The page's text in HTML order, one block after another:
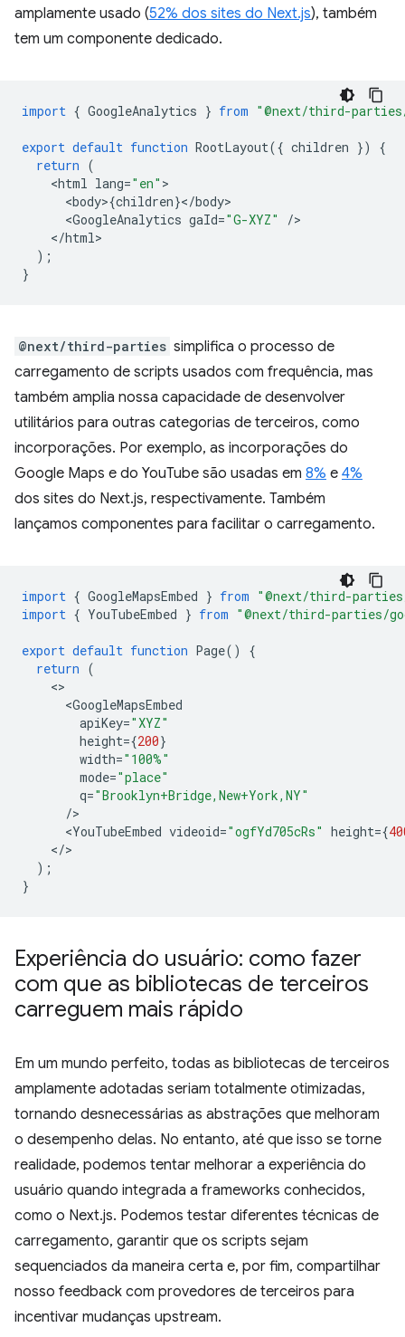
amplamente usado (52% dos sites do Next.js), também
tem um componente dedicado.
import { GoogleAnalytics } from "@next/third-
export default function RootLayout({ children })
{
return (
<html lang="en"
<body>{children}</body
<GoogleAnalytics gaId="G-XYZ" /
</html
);
}
@next/third-parties simplifica o processo de
carregamento de scripts usados com frequência, mas
também amplia nossa capacidade de desenvolver
utilitários para outras categorias de terceiros, como
incorporações. Por exemplo, as incorporações do
Google Maps e do YouTube são usadas em 8% e 4%
dos sites do Next.js, respectivamente. Também
lançamos componentes para facilitar o carregamento.
import { GoogleMapsEmbed } from "@next/third-
import { YouTubeEmbed } from "@next/third-parties/
export default function Page()
{
return (
<GoogleMapsEmbed
apiKey="XYZ"
height={200}
width="100%"
mode="place"
q="Brooklyn+Bridge,New+York,NY"
/
<YouTubeEmbed videoid="ogfYd705cRs" height={
</
);
}
Experiência do usuário: como fazer
com que as bibliotecas de terceiros
carreguem mais rápido
Em um mundo perfeito, todas as bibliotecas de terceiros
amplamente adotadas seriam totalmente otimizadas,
tornando desnecessárias as abstrações que melhoram
o desempenho delas. No entanto, até que isso se torne
realidade, podemos tentar melhorar a experiência do
usuário quando integrada a frameworks conhecidos,
como o Next.js. Podemos testar diferentes técnicas de
carregamento, garantir que os scripts sejam
sequenciados da maneira certa e, por fim, compartilhar
nosso feedback com provedores de terceiros para
incentivar mudanças upstream.